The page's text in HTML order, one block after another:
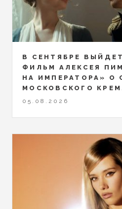
В СЕНТЯБРЕ
ФИЛЬМ АЛЕКСЕЯ
НА ИМПЕРАТОРА» О
МОСКОВСКОГО
05.08.2026